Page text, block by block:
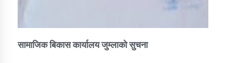
सामाजिक बिकास कार्यालय जुम्लाकाे सुचना